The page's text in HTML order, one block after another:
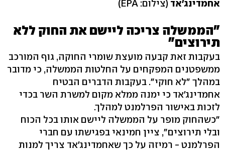
אחמדינג'אד (צילום: EPA)
"הממשלה צריכה ליישם את החוק ללא
תירוצים"
בעקבות זאת קבעה מועצת שומרי החוקה, גוף המורכב
ממשפטנים המפקחים על החלטות הממשלה, כי מדובר
במהלך "לא חוקי". בעקבות הדברים הבטיח
אחמדינג'אד כי ימנה ממלא מקום למשרת השר בכדי
לזכות באישור הפרלמנט למהלך.
"כשהחוק מופר על הממשלה ליישם אותו בכל הכוח
ובלי תירוצים", ציין חמינאי בפגישתו עם חברי
הפרלמנט - רמיזה על כך שאחמדינג'אד צריך למנות